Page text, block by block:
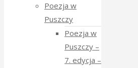
Poezja w
Puszczy
Poezja w
Puszczy –
7. edycja –